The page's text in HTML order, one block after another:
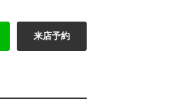
来店予約